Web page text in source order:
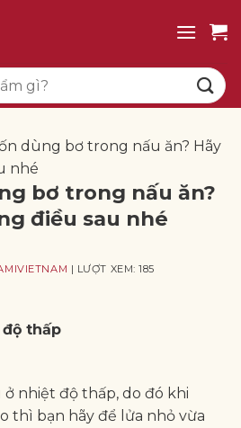
dùng bơ trong nấu ăn? Hãy
nhé
bơ trong nấu ăn?
điều sau nhé
| LƯỢT XEM: 185
thấp
nhiệt độ thấp, do đó khi
thì bạn hãy để lửa nhỏ vừa